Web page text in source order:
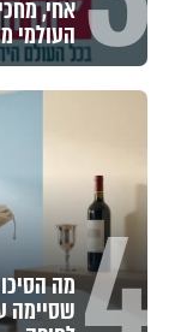
אחי,
העולמי
שסיימה